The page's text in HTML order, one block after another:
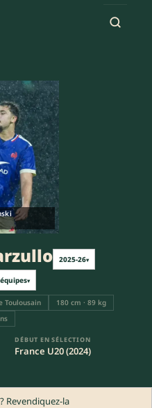
2025-26▾
▾
Toulousain
180 cm · 89 kg
DÉBUT EN SÉLECTION
France U20 (2024)
Revendiquez-la